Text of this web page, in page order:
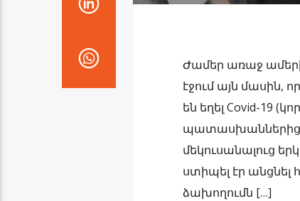
Ժամեր առաջ
էջում այն մասին,
են եղել Covid-19
պատասխաններից
մեկուսանալուց
ստիպել էր
ձախողումն […]